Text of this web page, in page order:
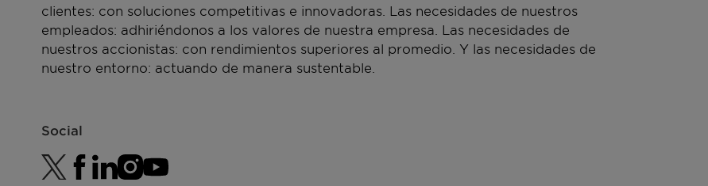
clientes: con soluciones competitivas e innovadoras. Las necesidades de nuestros
empleados: adhiriéndonos a los valores de nuestra empresa. Las necesidades de
nuestros accionistas: con rendimientos superiores al promedio. Y las necesidades de
nuestro entorno: actuando de manera sustentable.
Social